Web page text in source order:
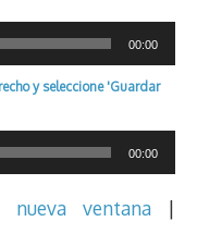
00:00
y seleccione 'Guardar
00:00
nueva ventana |